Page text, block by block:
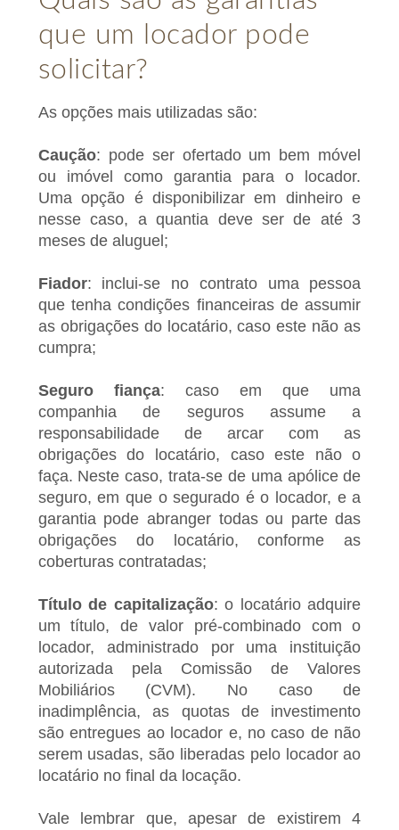
que um locador pode
solicitar?
As opções mais utilizadas são:
Caução: pode ser ofertado um bem móvel
ou imóvel como garantia para o locador.
Uma opção é disponibilizar em dinheiro e
nesse caso, a quantia deve ser de até 3
meses de aluguel;
Fiador: inclui-se no contrato uma pessoa
que tenha condições financeiras de assumir
as obrigações do locatário, caso este não as
cumpra;
Seguro fiança: caso em que uma
companhia de seguros assume a
responsabilidade de arcar com as
obrigações do locatário, caso este não o
faça. Neste caso, trata-se de uma apólice de
seguro, em que o segurado é o locador, e a
garantia pode abranger todas ou parte das
obrigações do locatário, conforme as
coberturas contratadas;
Título de capitalização: o locatário adquire
um título, de valor pré-combinado com o
locador, administrado por uma instituição
autorizada pela Comissão de Valores
Mobiliários (CVM). No caso de
inadimplência, as quotas de investimento
são entregues ao locador e, no caso de não
serem usadas, são liberadas pelo locador ao
locatário no final da locação.
Vale lembrar que, apesar de existirem 4